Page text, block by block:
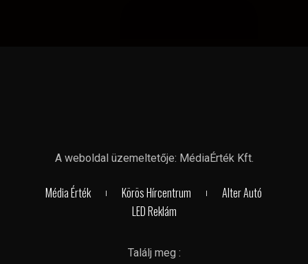
A weboldal üzemeltetője: MédiaÉrték Kft.
Média Érték Körös Hírcentrum
Alter Autó
LED Reklám
Találj meg :